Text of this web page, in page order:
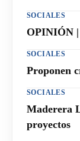
SOCIALES
OPINIÓN
SOCIALES
Proponen
SOCIALES
Maderera
proyectos